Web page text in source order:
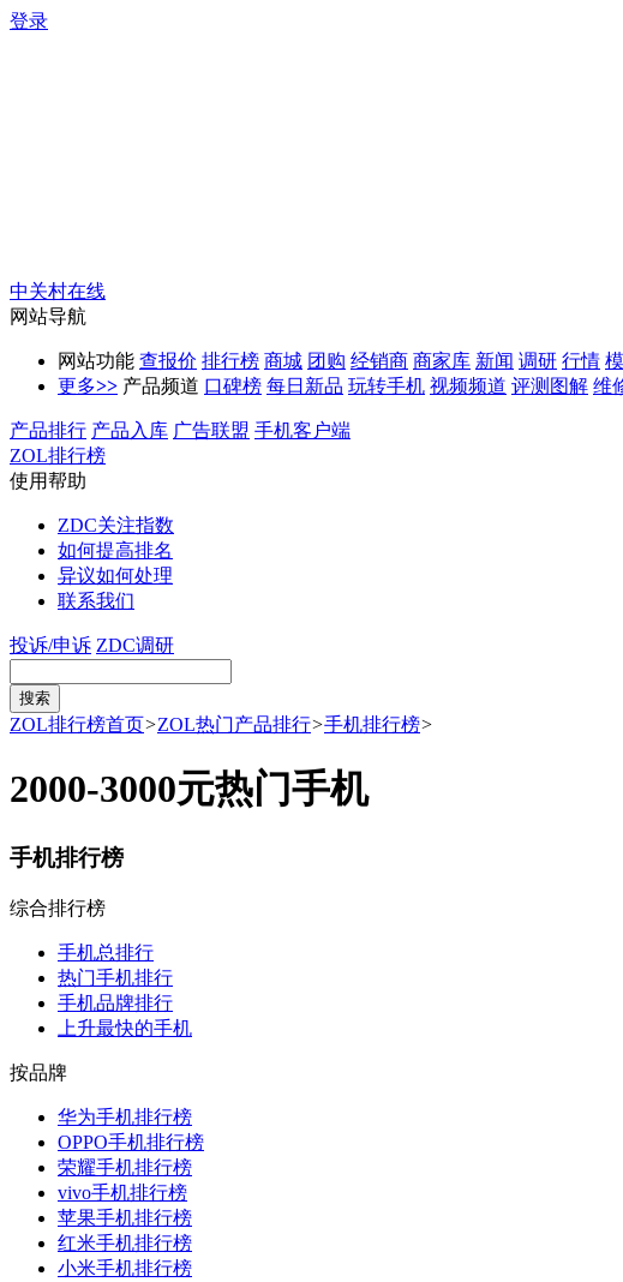
登录
中关村在线
网站导航
网站功能 查报价 排行榜 商城 团购 经销商 商家库 新闻 调研 行情
更多>> 产品频道 口碑榜 每日新品 玩转手机 视频频道 评测图解 维
产品排行 产品入库 广告联盟 手机客户端
ZOL排行榜
使用帮助
ZDC关注指数
如何提高排名
异议如何处理
联系我们
投诉/申诉 ZDC调研
ZOL排行榜首页>ZOL热门产品排行>手机排行榜>
2000-3000元热门手机
手机排行榜
综合排行榜
手机总排行
热门手机排行
手机品牌排行
上升最快的手机
按品牌
华为手机排行榜
OPPO手机排行榜
荣耀手机排行榜
vivo手机排行榜
苹果手机排行榜
红米手机排行榜
小米手机排行榜